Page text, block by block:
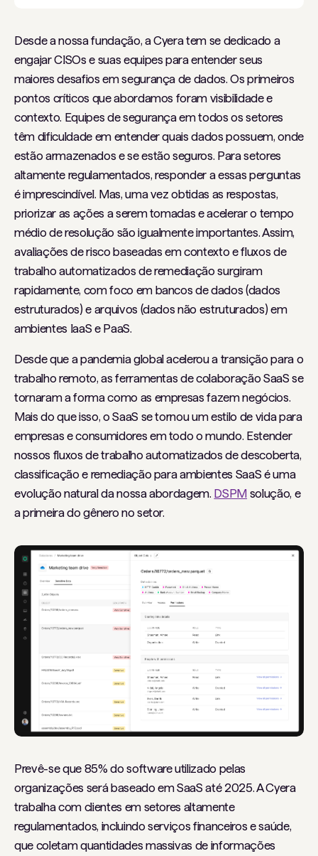
Desde a nossa fundação, a Cyera tem se dedicado a
engajar CISOs e suas equipes para entender seus
maiores desafios em segurança de dados. Os primeiros
pontos críticos que abordamos foram visibilidade e
contexto. Equipes de segurança em todos os setores
têm dificuldade em entender quais dados possuem, onde
estão armazenados e se estão seguros. Para setores
altamente regulamentados, responder a essas perguntas
é imprescindível. Mas, uma vez obtidas as respostas,
priorizar as ações a serem tomadas e acelerar o tempo
médio de resolução são igualmente importantes. Assim,
avaliações de risco baseadas em contexto e fluxos de
trabalho automatizados de remediação surgiram
rapidamente, com foco em bancos de dados (dados
estruturados) e arquivos (dados não estruturados) em
ambientes IaaS e PaaS.
Desde que a pandemia global acelerou a transição para o
trabalho remoto, as ferramentas de colaboração SaaS se
tornaram a forma como as empresas fazem negócios.
Mais do que isso, o SaaS se tornou um estilo de vida para
empresas e consumidores em todo o mundo. Estender
nossos fluxos de trabalho automatizados de descoberta,
classificação e remediação para ambientes SaaS é uma
evolução natural da nossa abordagem. DSPM solução, e
a primeira do gênero no setor.
Prevê-se que 85% do software utilizado pelas
organizações será baseado em SaaS até 2025. A Cyera
trabalha com clientes em setores altamente
regulamentados, incluindo serviços financeiros e saúde,
que coletam quantidades massivas de informações